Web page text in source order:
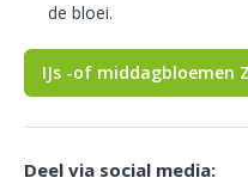
de bloei.
IJs -of middagbloemen
Deel via social media: